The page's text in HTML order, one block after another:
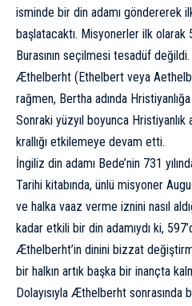
isminde bir din adamı göndererek
başlatacaktı. Misyonerler ilk olarak
Burasının seçilmesi tesadüf değildi.
Æthelberht (Ethelbert veya
rağmen, Bertha adında
Sonraki yüzyıl boyunca
krallığı etkilemeye devam etti.
İngiliz din adamı Bede’nin 731
Tarihi kitabında, ünlü misyoner
ve halka vaaz verme iznini nasıl
kadar etkili bir din adamıydı ki,
Æthelberht’in dinini bizzat
bir halkın artık başka bir inançta
Dolayısıyla Æthelberht